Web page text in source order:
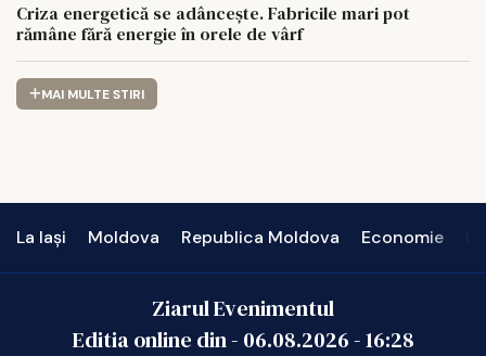
Criza energetică se adâncește. Fabricile mari pot
rămâne fără energie în orele de vârf
MAI MULTE STIRI
La Iași Moldova Republica Moldova Economie
Ziarul Evenimentul
Editia online din - 06.08.2026-16:28